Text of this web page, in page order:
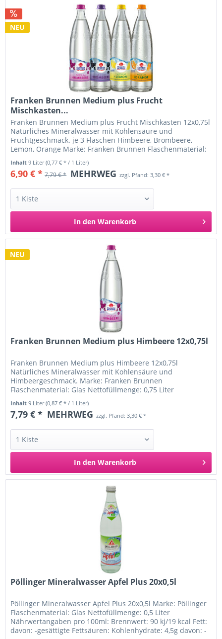
NEU
Franken Brunnen Medium plus Frucht
Mischkasten...
Franken Brunnen Medium plus Frucht Mischkasten 12x0,75l
Natürliches Mineralwasser mit Kohlensäure und
Fruchtgeschmack. je 3 Flaschen Himbeere, Brombeere,
Lemon, Orange Marke: Franken Brunnen Flaschenmaterial:
Inhalt9 Liter(0,77 € * / 1 Liter)
6,90 € * 7,79 € * MEHRWEG zzgl. Pfand: 3,30 € *
In den Warenkorb
NEU
Franken Brunnen Medium plus Himbeere 12x0,75l
Franken Brunnen Medium plus Himbeere 12x0,75l
Natürliches Mineralwasser mit Kohlensäure und
Himbeergeschmack. Marke: Franken Brunnen
Flaschenmaterial: Glas Nettofüllmenge: 0,75 Liter
Inhalt9 Liter(0,87 € * / 1 Liter)
7,79 € * MEHRWEG zzgl. Pfand: 3,30 € *
In den Warenkorb
Pöllinger Mineralwasser Apfel Plus 20x0,5l
Pöllinger Mineralwasser Apfel Plus 20x0,5l Marke: Pöllinger
Flaschenmaterial: Glas Nettofüllmenge: 0,5 Liter
Nährwertangaben pro 100ml: Brennwert: 90 kj/19 kcal Fett:
davon: -gesättigte Fettsäuren: Kohlenhydrate: 4,5g davon: -